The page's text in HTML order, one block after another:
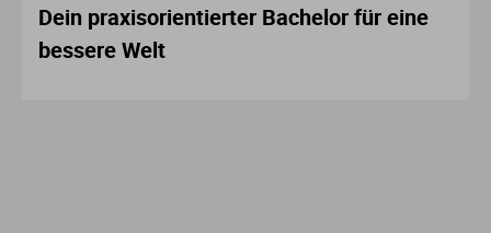
Dein praxisorientierter Bachelor für eine
bessere Welt